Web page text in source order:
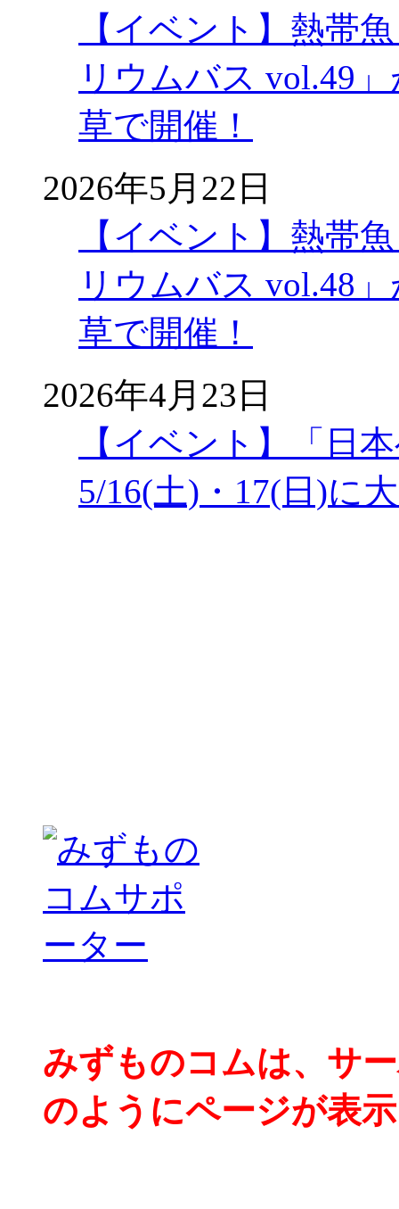
【イベント】熱帯
リウムバス vol.49
草で開催！
2026年5月22日
【イベント】熱帯
リウムバス vol.48
草で開催！
2026年4月23日
【イベント】「日
5/16(土)・17(日)に
みずものコムは、サ
のようにページが表